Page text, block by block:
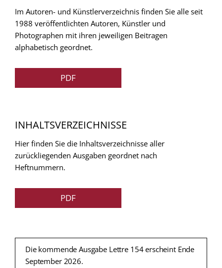
Im Autoren- und Künstlerverzeichnis finden Sie alle seit
1988 veröffentlichten Autoren, Künstler und
Photographen mit ihren jeweiligen Beitragen
alphabetisch geordnet.
PDF
INHALTSVERZEICHNISSE
Hier finden Sie die Inhaltsverzeichnisse aller
zurückliegenden Ausgaben geordnet nach
Heftnummern.
PDF
Die kommende Ausgabe Lettre 154 erscheint Ende
September 2026.